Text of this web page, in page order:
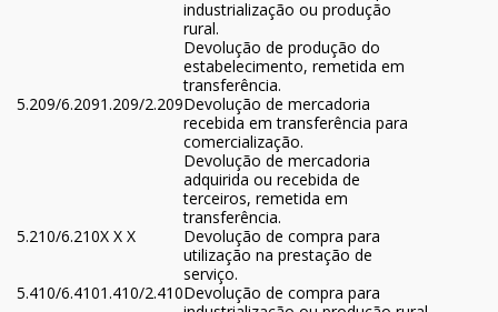
industrialização ou produção
rural.
Devolução de produção do
estabelecimento, remetida em
transferência.
5.209/6.2091.209/2.209Devolução de mercadoria
recebida em transferência para
comercialização.
Devolução de mercadoria
adquirida ou recebida de
terceiros, remetida em
transferência.
5.210/6.210X X X
Devolução de compra para
utilização na prestação de
serviço.
5.410/6.4101.410/2.410Devolução de compra para